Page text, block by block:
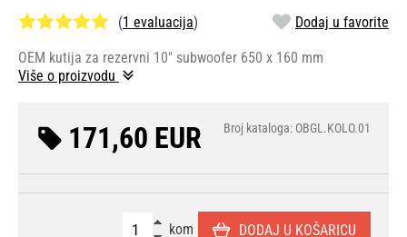
(1 evaluacija) Dodaj u favorite
OEM kutija za rezervni 10" subwoofer 650 x 160 mm
Više o proizvodu
171,60 EUR Broj kataloga: OBGL.KOLO.01
kom DODAJ U KOŠARICU